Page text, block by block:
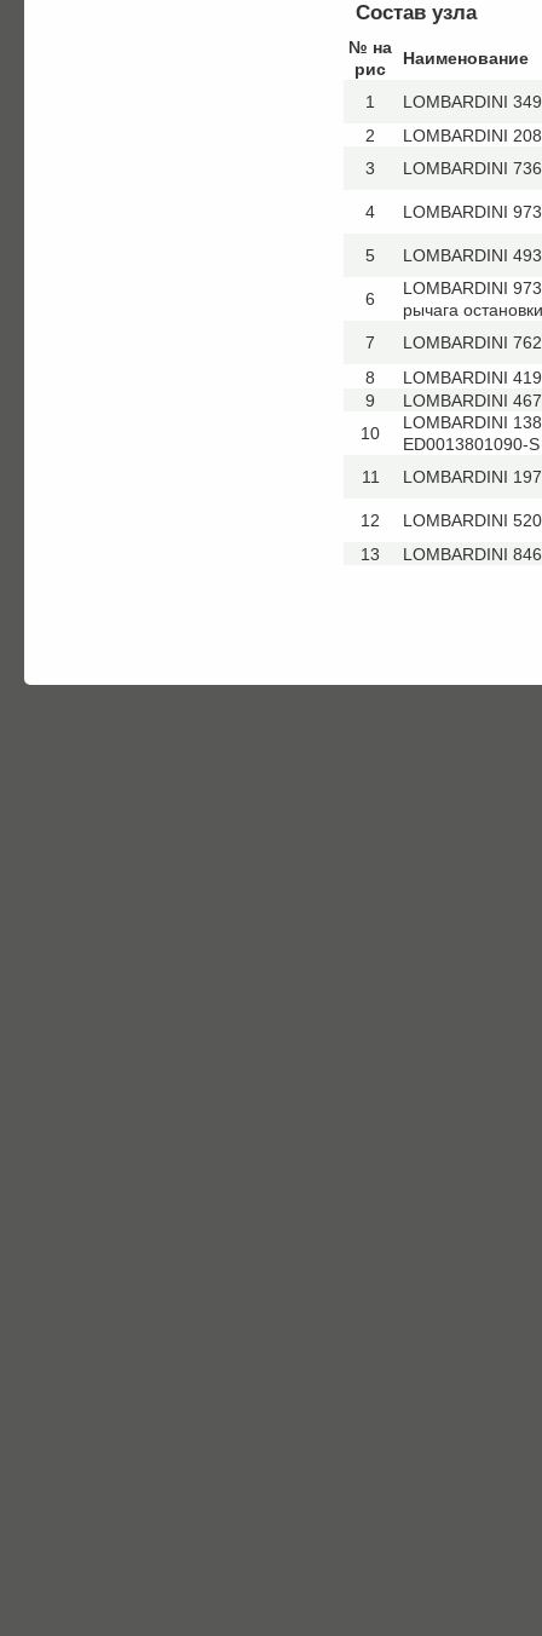
Состав узла
№ на
рис
Наименование
1
LOMBARDINI
2
LOMBARDINI
3
LOMBARDINI
4 LOMBARDINI
5 LOMBARDINI
6
LOMBARDINI
рычага
7
LOMBARDINI
8
LOMBARDINI
9
LOMBARDINI
10
LOMBARDINI
ED0013801090-
11
LOMBARDINI
12
LOMBARDINI
13
LOMBARDINI